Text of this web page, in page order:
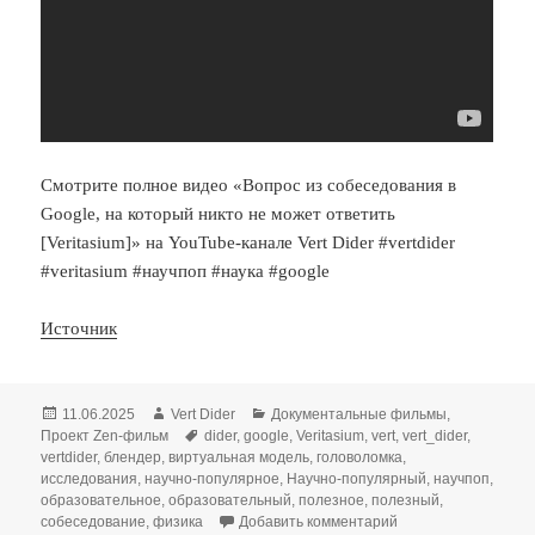
Смотрите полное видео «Вопрос из собеседования в
Google, на который никто не может ответить
[Veritasium]» на YouTube-канале Vert Dider #vertdider
#veritasium #научпоп #наука #google
Источник
Опубликовано
11.06.2025 Автор
Vert Dider Рубрики
Документальные фильмы,
Проект Zen-фильм
Метки
dider,google,Veritasium,vert,vert_dider,
vertdider,блендер,виртуальная модель,головоломка,
исследования,научно-популярное, Научно-популярный,научпоп,
образовательное,образовательный,полезное,полезный,
собеседование,физика Добавить комментарий